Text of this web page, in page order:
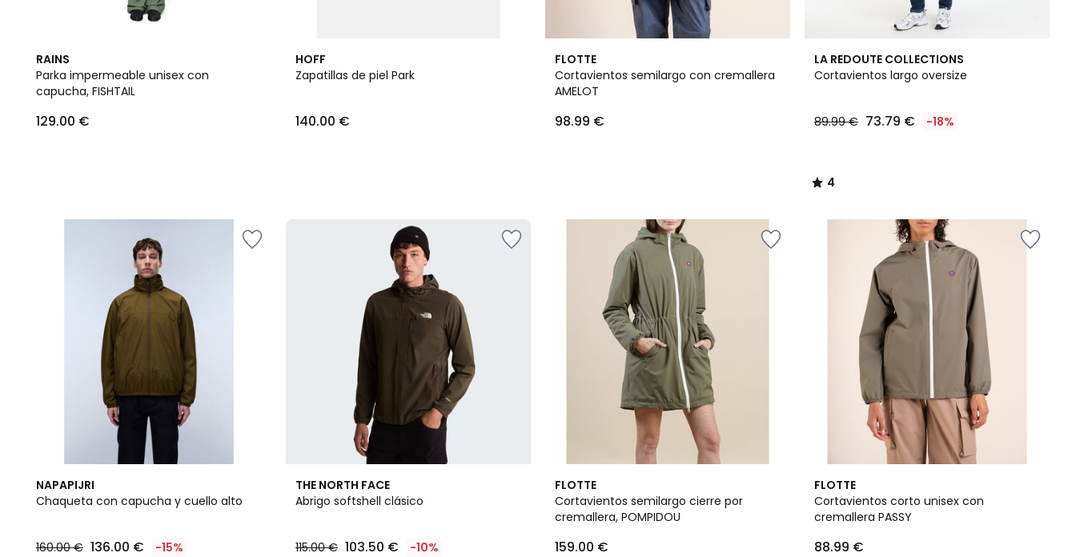
RAINS
Parka impermeable unisex con
capucha, FISHTAIL
129.00 €
HOFF
Zapatillas de piel Park
140.00 €
FLOTTE
Cortavientos semilargo con cremallera
AMELOT
98.99 €
LA REDOUTE COLLECTIONS
Cortavientos largo oversize
89.99 € 73.79 € -18%
4
/
4
/
NAPAPIJRI
Chaqueta con capucha y cuello alto
160.00 € 136.00 € -15%
2
Colores
THE NORTH FACE
Abrigo softshell clásico
115.00 € 103.50 € -10%
2
Colores
FLOTTE
Cortavientos semilargo cierre por
cremallera, POMPIDOU
159.00 €
FLOTTE
Cortavientos corto unisex con
cremallera PASSY
88.99 €